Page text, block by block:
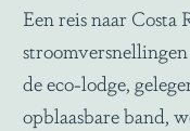
Een reis naar
de eco-lodge,
opblaasbare band,